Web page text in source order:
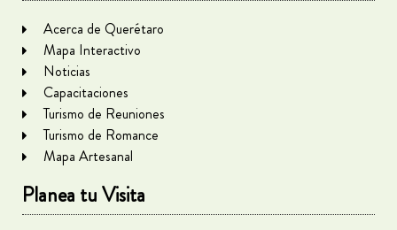
Acerca de Querétaro
Mapa Interactivo
Noticias
Capacitaciones
Turismo de Reuniones
Turismo de Romance
Mapa Artesanal
Planea tu Visita